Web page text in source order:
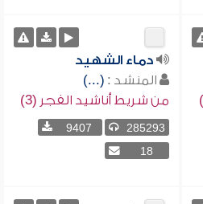
دماء الشهيد
المنشد : (...)
من شريط أناشيد الفجر (3)
285293
9407
18